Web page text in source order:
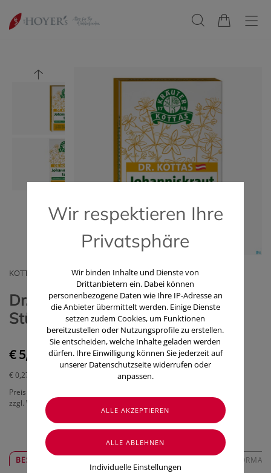
KOTTAS PHARMA GMBH
Dr. Kottas Johanniskraut-Tee 20
Stück
€ 5,30
€ 0,27
Preis inkl. MwSt.
zzgl. Versandkosten
BESCHREIBUNG
Wir respektieren Ihre
Privatsphäre
Wir binden Inhalte und Dienste von
Drittanbietern ein. Dabei können
personenbezogene Daten wie Ihre IP-Adresse an
die Anbieter übermittelt werden. Einige Dienste
setzen zudem Cookies, um Funktionen
bereitzustellen oder Nutzungsprofile zu erstellen.
Sie entscheiden, welche Inhalte geladen werden
dürfen. Ihre Einwilligung können Sie jederzeit auf
unserer Datenschutzseite widerrufen oder
anpassen.
Individuelle Einstellungen